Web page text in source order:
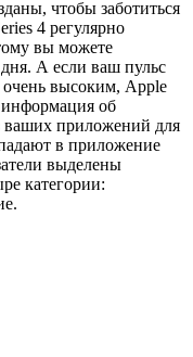
чтобы заботиться
4 регулярно
вы можете
А если ваш пульс
высоким, Apple
информация об
ваших приложений для
в приложение
выделены
категории: